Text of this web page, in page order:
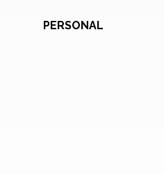
PERSONAL